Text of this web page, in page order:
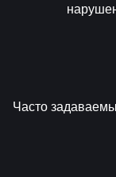
Часто